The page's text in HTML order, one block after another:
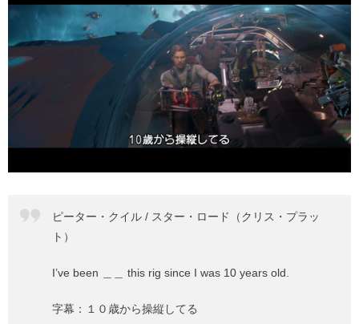
ピーター・クイル / スター・ロード（クリス・プラッ
ト）
I’ve been ＿＿ this rig since I was 10 years old.
字幕：１０歳から操縦してる